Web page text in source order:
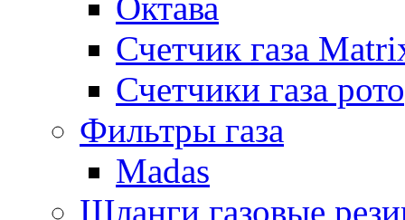
Счетчик газа
Счетчики газа
Фильтры газа
Madas
Шланги газовые